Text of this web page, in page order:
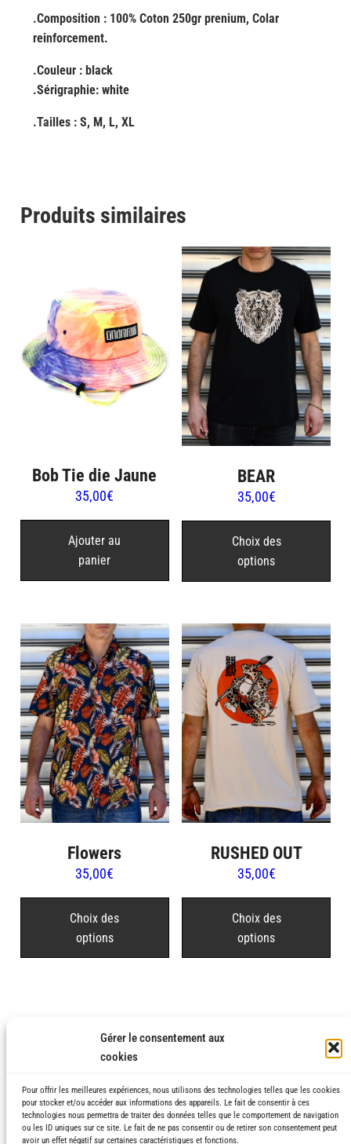
Gérer le consentement aux
cookies
Pour offrir les meilleures expériences, nous utilisons des technologies telles que les cookies
pour stocker et/ou accéder aux informations des appareils. Le fait de consentir à ces
technologies nous permettra de traiter des données telles que le comportement de navigation
ou les ID uniques sur ce site. Le fait de ne pas consentir ou de retirer son consentement peut
avoir un effet négatif sur certaines caractéristiques et fonctions.
.Composition : 100% Coton 250gr prenium, Colar
reinforcement.
.Couleur : black
.Sérigraphie: white
.Tailles : S, M, L, XL
Produits similaires
Bob Tie die Jaune
35,00€
Ajouter au
panier
BEAR
35,00€
Choix des
options
Ce
Les
être
sur
la
du
Flowers
35,00€
Choix des
options
Ce
plusieurs
choisies
sur
la
RUSHED OUT
35,00€
Choix des
options
Ce
sur
la